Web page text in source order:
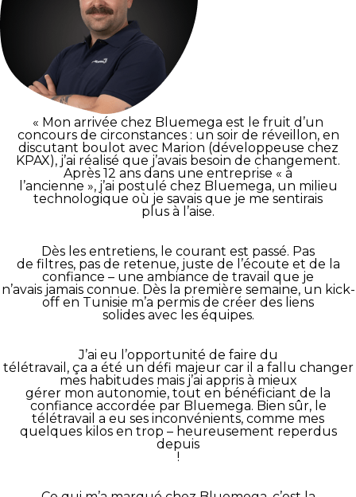
« Mon arrivée chez Bluemega est le fruit d’un
concours de circonstances : un soir de réveillon, en
discutant boulot avec Marion (développeuse chez
KPAX), j’ai réalisé que j’avais besoin de changement.
Après 12 ans dans une entreprise « à
l’ancienne », j’ai postulé chez Bluemega, un milieu
technologique où je savais que je me sentirais
plus à l’aise.
Dès les entretiens, le courant est passé. Pas
de filtres, pas de retenue, juste de l’écoute et de la
confiance – une ambiance de travail que je
n’avais jamais connue. Dès la première semaine, un kick-
off en Tunisie m’a permis de créer des liens
solides avec les équipes.
J’ai eu l’opportunité de faire du
télétravail, ça a été un défi majeur car il a fallu changer
mes habitudes mais j’ai appris à mieux
gérer mon autonomie, tout en bénéficiant de la
confiance accordée par Bluemega. Bien sûr, le
télétravail a eu ses inconvénients, comme mes
quelques kilos en trop – heureusement reperdus
depuis
!